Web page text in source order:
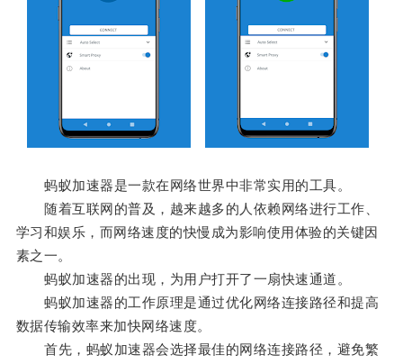
蚂蚁加速器是一款在网络世界中非常实用的工具。
随着互联网的普及，越来越多的人依赖网络进行工作、
学习和娱乐，而网络速度的快慢成为影响使用体验的关键因
素之一。
蚂蚁加速器的出现，为用户打开了一扇快速通道。
蚂蚁加速器的工作原理是通过优化网络连接路径和提高
数据传输效率来加快网络速度。
首先，蚂蚁加速器会选择最佳的网络连接路径，避免繁